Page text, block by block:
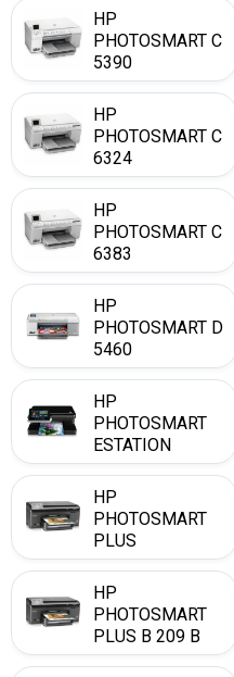
HP
PHOTOSMART C
5390
HP
PHOTOSMART C
6324
HP
PHOTOSMART C
6383
HP
PHOTOSMART D
5460
HP
PHOTOSMART
ESTATION
HP
PHOTOSMART
PLUS
HP
PHOTOSMART
PLUS B 209 B